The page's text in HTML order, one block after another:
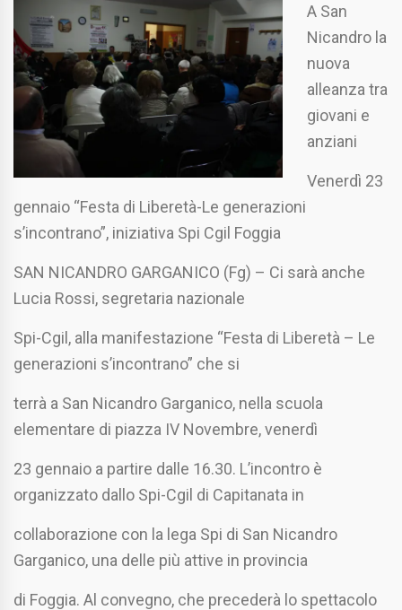
A San
Nicandro la
nuova
alleanza tra
giovani e
anziani
Venerdì 23
gennaio “Festa di Liberetà-Le generazioni
s’incontrano”, iniziativa Spi Cgil Foggia
SAN NICANDRO GARGANICO (Fg) – Ci sarà anche
Lucia Rossi, segretaria nazionale
Spi-Cgil, alla manifestazione “Festa di Liberetà – Le
generazioni s’incontrano” che si
terrà a San Nicandro Garganico, nella scuola
elementare di piazza IV Novembre, venerdì
23 gennaio a partire dalle 16.30. L’incontro è
organizzato dallo Spi-Cgil di Capitanata in
collaborazione con la lega Spi di San Nicandro
Garganico, una delle più attive in provincia
di Foggia. Al convegno, che precederà lo spettacolo